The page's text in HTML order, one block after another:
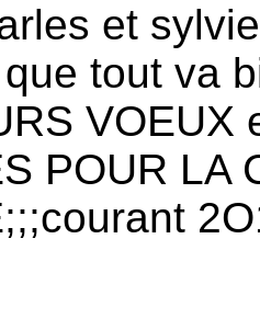
et sylvie
tout va
VOEUX
POUR LA